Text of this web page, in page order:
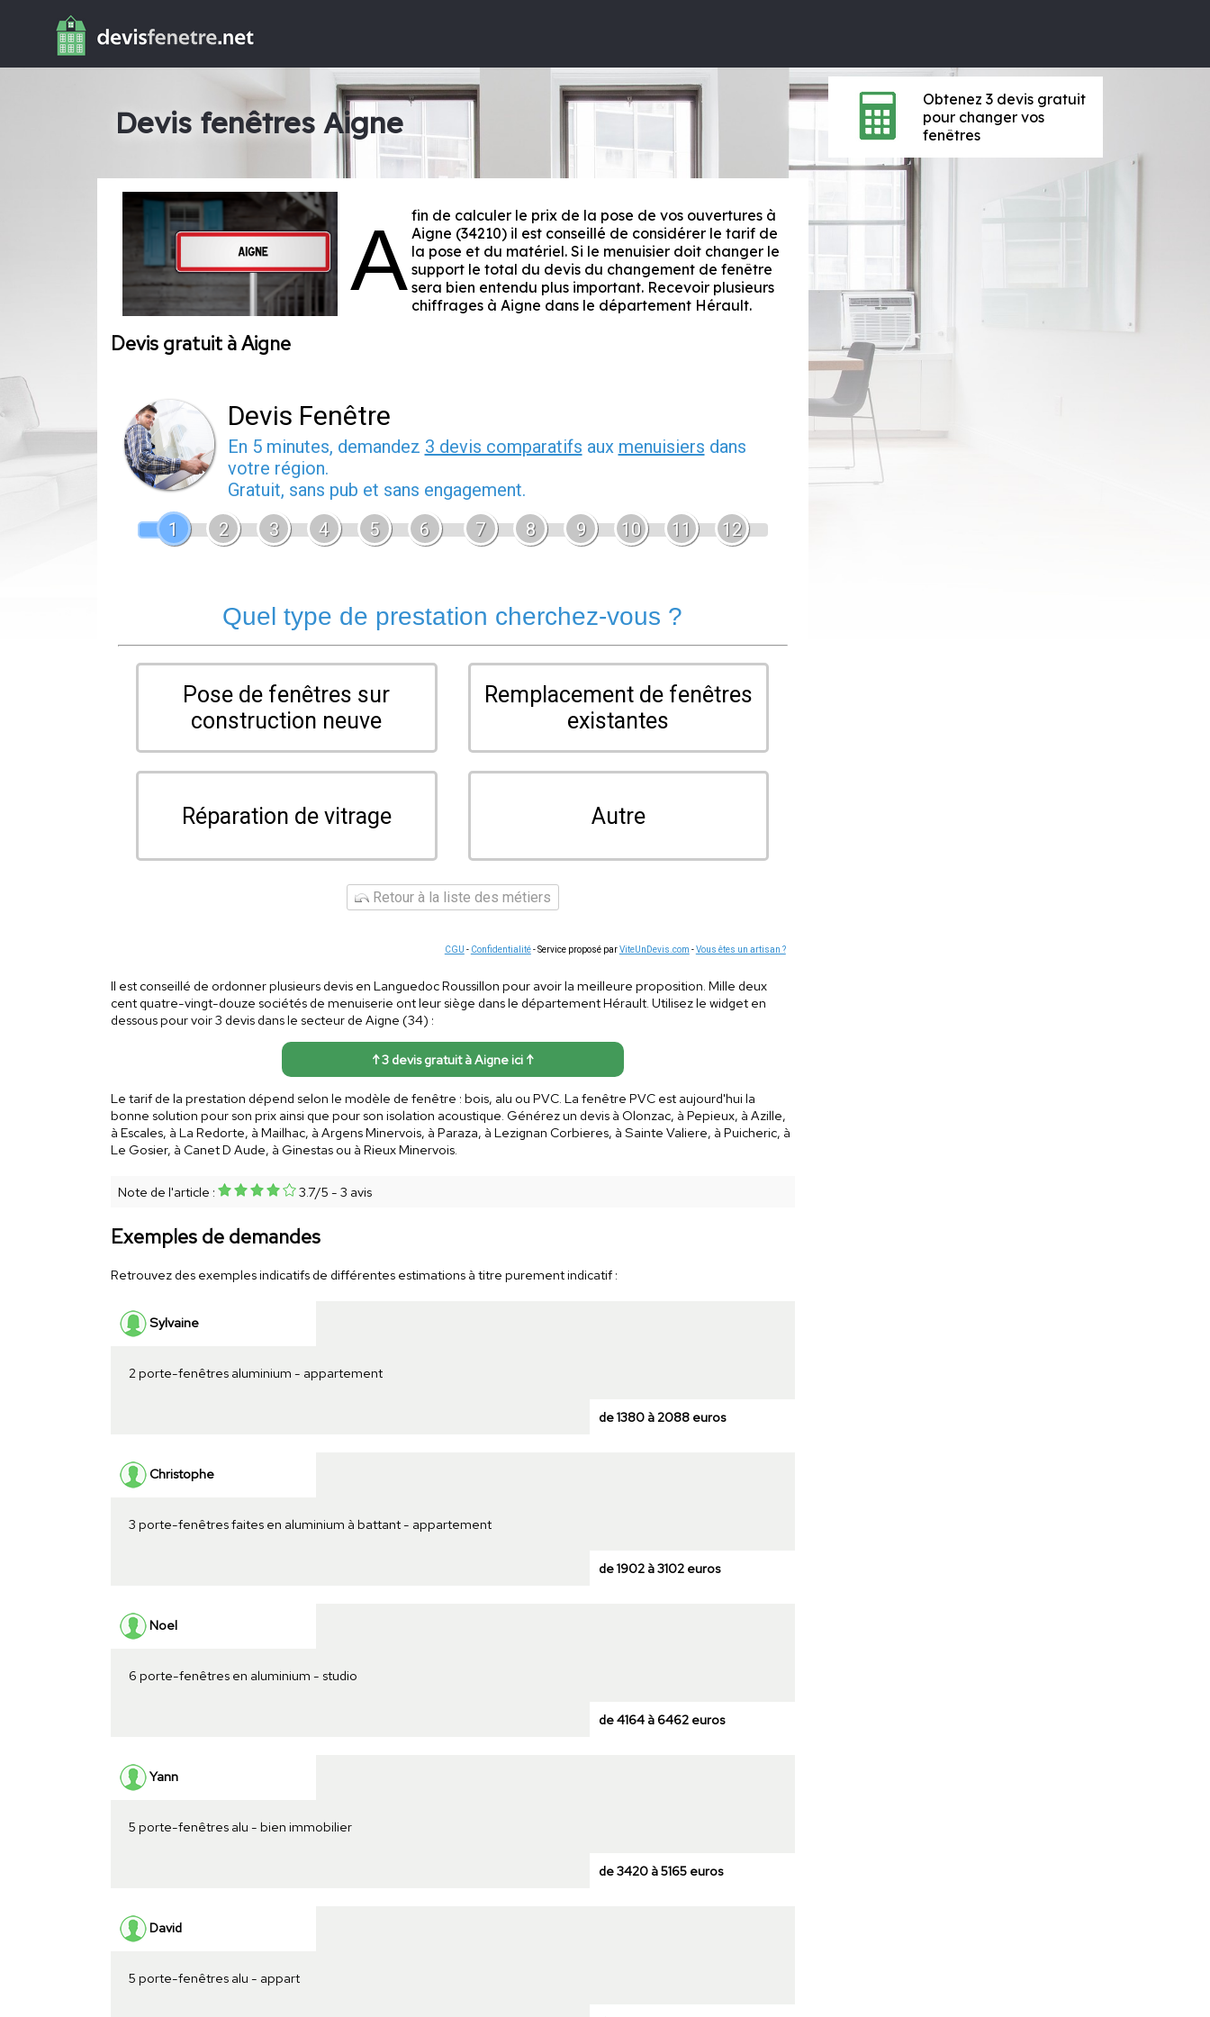
Devis fenêtres Aigne
A fin de calculer le prix de la pose de vos ouvertures à
Aigne (34210) il est conseillé de considérer le tarif de
la pose et du matériel. Si le menuisier doit changer le
support le total du devis du changement de fenêtre
sera bien entendu plus important. Recevoir plusieurs
chiffrages à Aigne dans le département Hérault.
Devis gratuit à Aigne
Devis Fenêtre
En 5 minutes, demandez 3 devis comparatifs aux menuisiers dans
votre région.
Gratuit, sans pub et sans engagement.
1
2 3 4 5 6 7 8 9 10 11 12
Quel type de prestation cherchez-vous ?
Pose de fenêtres sur
construction neuve
Remplacement de fenêtres
existantes
Réparation de vitrage Autre
Retour à la liste des métiers
CGU - Confidentialité- Service proposé parViteUnDevis.com -Vous êtes un artisan ?
Il est conseillé de ordonner plusieurs devis en Languedoc Roussillon pour avoir la meilleure proposition. Mille deux
cent quatre-vingt-douze sociétés de menuiserie ont leur siège dans le département Hérault. Utilisez le widget en
dessous pour voir 3 devis dans le secteur de Aigne (34) :
↑ 3 devis gratuit à Aigne ici ↑
Le tarif de la prestation dépend selon le modèle de fenêtre : bois, alu ou PVC. La fenêtre PVC est aujourd'hui la
bonne solution pour son prix ainsi que pour son isolation acoustique. Générez un devis à Olonzac, à Pepieux, à Azille,
à Escales, à La Redorte, à Mailhac, à Argens Minervois, à Paraza, à Lezignan Corbieres, à Sainte Valiere, à Puicheric, à
Le Gosier, à Canet D Aude, à Ginestas ou à Rieux Minervois.
Note de l'article : 3.7/5 - 3 avis
Exemples de demandes
Retrouvez des exemples indicatifs de différentes estimations à titre purement indicatif :
Sylvaine
2 porte-fenêtres aluminium - appartement
de 1380 à 2088 euros
Christophe
3 porte-fenêtres faites en aluminium à battant - appartement
de 1902 à 3102 euros
Noel
6 porte-fenêtres en aluminium - studio
de 4164 à 6462 euros
Yann
5 porte-fenêtres alu - bien immobilier
de 3420 à 5165 euros
David
5 porte-fenêtres alu - appart
Obtenez 3 devis gratuit
pour changer vos
fenêtres